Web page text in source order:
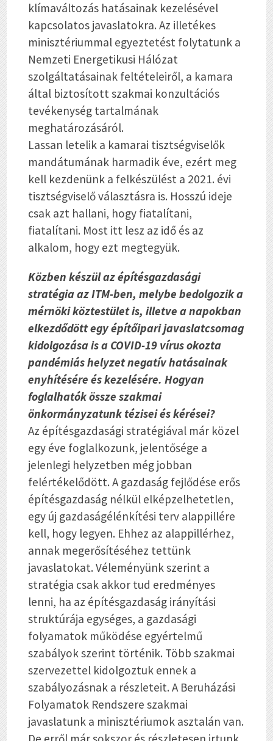
klímaváltozás hatásainak kezelésével
kapcsolatos javaslatokra. Az illetékes
minisztériummal egyeztetést folytatunk a
Nemzeti Energetikusi Hálózat
szolgáltatásainak feltételeiről, a kamara
által biztosított szakmai konzultációs
tevékenység tartalmának
meghatározásáról.
Lassan letelik a kamarai tisztségviselők
mandátumának harmadik éve, ezért meg
kell kezdenünk a felkészülést a 2021. évi
tisztségviselő választásra is. Hosszú ideje
csak azt hallani, hogy fiatalítani,
fiatalítani. Most itt lesz az idő és az
alkalom, hogy ezt megtegyük.
Közben készül az építésgazdasági
stratégia az ITM-ben, melybe bedolgozik a
mérnöki köztestület is, illetve a napokban
elkezdődött egy építőipari javaslatcsomag
kidolgozása is a COVID-19 vírus okozta
pandémiás helyzet negatív hatásainak
enyhítésére és kezelésére. Hogyan
foglalhatók össze szakmai
önkormányzatunk tézisei és kérései?
Az építésgazdasági stratégiával már közel
egy éve foglalkozunk, jelentősége a
jelenlegi helyzetben még jobban
felértékelődött. A gazdaság fejlődése erős
építésgazdaság nélkül elképzelhetetlen,
egy új gazdaságélénkítési terv alappillére
kell, hogy legyen. Ehhez az alappillérhez,
annak megerősítéséhez tettünk
javaslatokat. Véleményünk szerint a
stratégia csak akkor tud eredményes
lenni, ha az építésgazdaság irányítási
struktúrája egységes, a gazdasági
folyamatok működése egyértelmű
szabályok szerint történik. Több szakmai
szervezettel kidolgoztuk ennek a
szabályozásnak a részleteit. A Beruházási
Folyamatok Rendszere szakmai
javaslatunk a minisztériumok asztalán van.